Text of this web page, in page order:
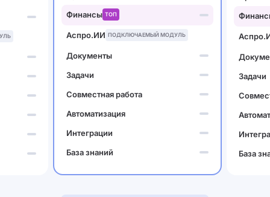
Финансы ТОП
Аспро.ИИ ПОДКЛЮЧАЕМЫЙ МОДУЛЬ
Документы
Задачи
Совместная работа
Автоматизация
Интеграции
База знаний
Задачи
База